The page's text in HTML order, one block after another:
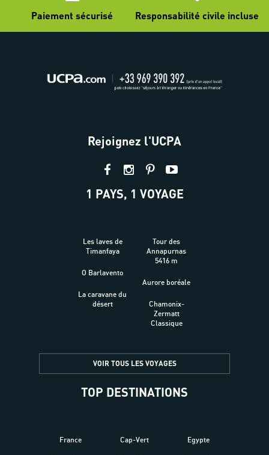
Paiement sécurisé Responsabilité civile incluse
Rejoignez l'UCPA
1 PAYS, 1 VOYAGE
Les laves de
Timanfaya
O Barlavento
La caravane du
désert
Tour des
Annapurnas
5416 m
Aurore boréale
Chamonix-
Zermatt
Classique
VOIR TOUS LES VOYAGES
TOP DESTINATIONS
France Cap-Vert Egypte